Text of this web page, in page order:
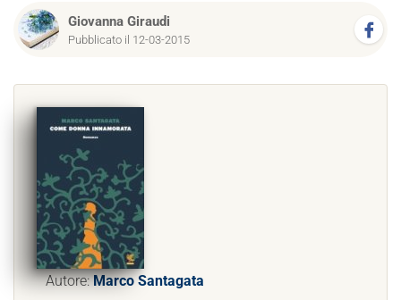
Giovanna Giraudi
Pubblicato il 12-03-2015
Autore:Marco Santagata